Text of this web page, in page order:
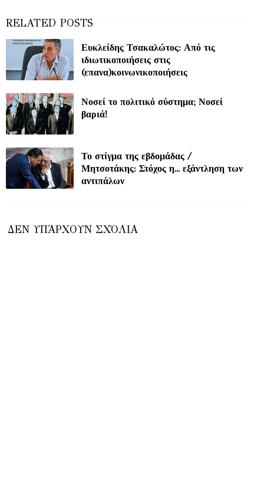
Ευκλείδης Τσακαλώτος: Από τις
ιδιωτικοποιήσεις στις
(επανα)κοινωνικοποιήσεις
Νοσεί το πολιτικό σύστημα; Νοσεί
βαριά!
Το στίγμα της εβδομάδας /
Μητσοτάκης: Στόχος η... εξάντληση των
αντιπάλων
ΔΕΝ ΥΠΆΡΧΟΥΝ ΣΧΌΛΙΑ